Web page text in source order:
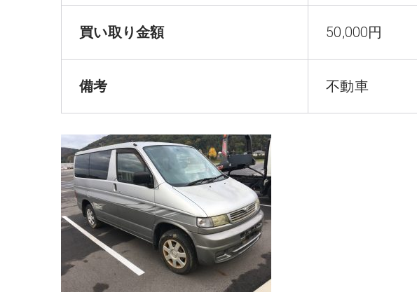
買い取り金額 50,000円
備考 不動車